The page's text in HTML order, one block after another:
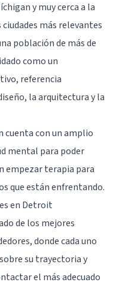
y muy cerca a la
más relevantes
población de más de
como un
referencia
la arquitectura y la
cuenta con un amplio
mental para poder
empezar terapia para
que están enfrentando.
en Detroit
de los mejores
donde cada uno
su trayectoria y
el más adecuado